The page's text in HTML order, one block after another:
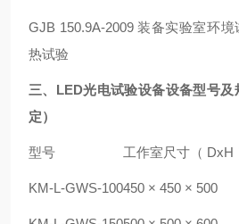
GJB 150.9A-2009 装备实验室环
热试验
三、 LED光电试验设备设备型号及
定）
型号 工作室尺寸（ DxH
KM-L-GWS-100450 × 450 × 500